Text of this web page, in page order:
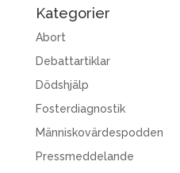
Kategorier
Abort
Debattartiklar
Dödshjälp
Fosterdiagnostik
Människovärdespodden
Pressmeddelande